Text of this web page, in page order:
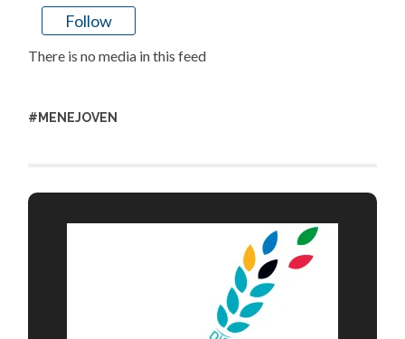
Follow
There is no media in this feed
#MENEJOVEN